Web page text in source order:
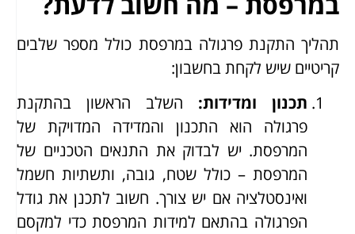
תהליך התקנת פרגולה במרפסת כולל מספר שלבים
קריטיים שיש לקחת בחשבון:
תכנון ומדידות: השלב הראשון בהתקנת
פרגולה הוא התכנון והמדידה המדויקת של
המרפסת. יש לבדוק את התנאים הטכניים של
המרפסת – כולל שטח, גובה, ותשתיות חשמל
ואינסטלציה אם יש צורך. חשוב לתכנן את גודל
הפרגולה בהתאם למידות המרפסת כדי למקסם